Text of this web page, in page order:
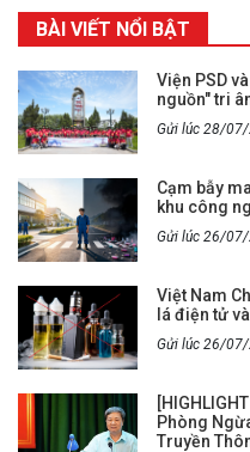
BÀI VIẾT NỔI BẬT
Viện PSD
nguồn" tri
Gửi lúc 28/
Cạm bẫy
khu công
Gửi lúc 26/
Việt Nam
lá điện tử
Gửi lúc 26/
Phòng
Truyền